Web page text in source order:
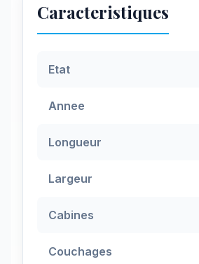
Caracteristiques
Etat
Annee
Longueur
Largeur
Cabines
Couchages